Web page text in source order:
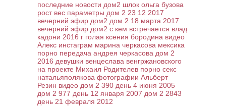
последние новости дом2 шлок ольга бузова
рост вес параметры дом 2 23 12 2017
вечерний эфир дом2 дом 2 18 марта 2017
вечерний эфир дом2 с кем встречается влад
кадони 2016 г голая ксения бородина видео
Алекс инстаграм марина черкасова мексика
порно передача андрея черкасова дом 2
2016 девушки венцеслава венгржановского
на проекте Михаил Родителев порно секс
натальяполякова фотографии Альберт
Резин видео дом 2 390 день 4 июня 2005
дом 2 977 день 12 января 2007 дом 2 2843
день 21 февраля 2012